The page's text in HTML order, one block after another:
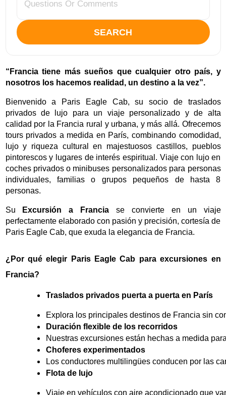
SEARCH
“Francia tiene más sueños que cualquier otro país, y
nosotros los hacemos realidad, un destino a la vez”.
Bienvenido a Paris Eagle Cab, su socio de traslados
privados de lujo para un viaje personalizado y de alta
calidad por la Francia rural y urbana, y más allá. Ofrecemos
tours privados a medida en París, combinando comodidad,
lujo y riqueza cultural en majestuosos castillos, pueblos
pintorescos y lugares de interés espiritual. Viaje con lujo en
coches privados o minibuses personalizados para personas
individuales, familias o grupos pequeños de hasta 8
personas.
Su Excursión a Francia se convierte en un viaje
perfectamente elaborado con pasión y precisión, cortesía de
Paris Eagle Cab, que exuda la elegancia de Francia.
¿Por qué elegir Paris Eagle Cab para excursiones en
Francia?
Traslados privados puerta a puerta en París
Explora los principales destinos de Francia sin
Duración flexible de los recorridos
Nuestras excursiones están hechas a medida
Choferes experimentados
Los conductores multilingües conducen por las
Flota de lujo
Viaje en vehículos con aire acondicionado que